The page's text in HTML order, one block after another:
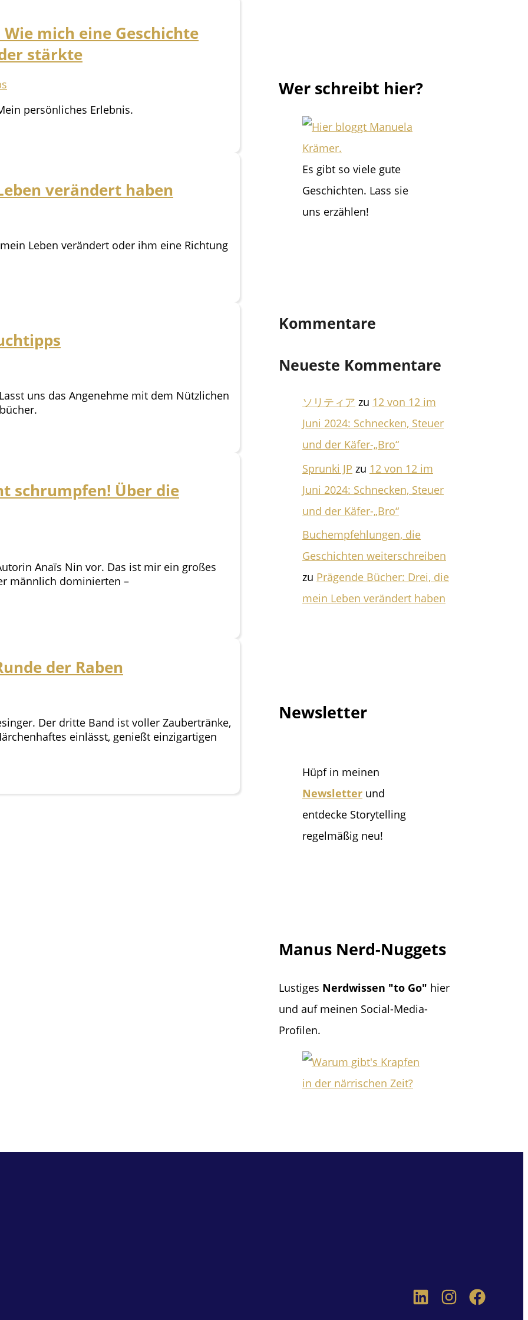
mich eine Geschichte
stärkte
persönliches Erlebnis.
verändert haben
Leben verändert oder ihm eine Richtung
uns das Angenehme mit dem Nützlichen
schrumpfen! Über die
Anaïs Nin vor. Das ist mir ein großes
männlich dominierten –
der Raben
Der dritte Band ist voller Zaubertränke,
einlässt, genießt einzigartigen
Wer schreibt hier?
Es gibt so viele gute
Geschichten. Lass sie
uns erzählen!
Kommentare
Neueste Kommentare
ソリティア zu 12 von 12 im
Juni 2024: Schnecken, Steuer
und der Käfer-„Bro“
Sprunki JP zu 12 von 12 im
Juni 2024: Schnecken, Steuer
und der Käfer-„Bro“
Buchempfehlungen, die
Geschichten weiterschreiben
zu Prägende Bücher: Drei, die
mein Leben verändert haben
Newsletter
Hüpf in meinen
Newsletter und
entdecke Storytelling
regelmäßig neu!
Manus Nerd-Nuggets
Lustiges Nerdwissen "to Go" hier
und auf meinen Social-Media-
Profilen.